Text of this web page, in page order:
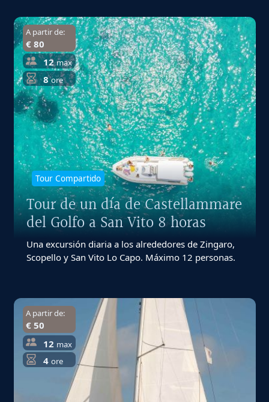
A partir de:
€ 80
12 max
8 ore
Tour Compartido
Tour de un día de Castellammare
del Golfo a San Vito 8 horas
Una excursión diaria a los alrededores de Zingaro,
Scopello y San Vito Lo Capo. Máximo 12 personas.
A partir de:
€ 50
12 max
4 ore